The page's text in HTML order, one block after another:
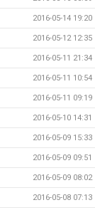
2016-05-14 19:20
2016-05-12 12:35
2016-05-11 21:34
2016-05-11 10:54
2016-05-11 09:19
2016-05-10 14:31
2016-05-09 15:33
2016-05-09 09:51
2016-05-09 08:02
2016-05-08 07:13